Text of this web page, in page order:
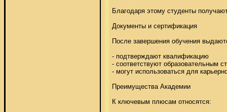
Благодаря этому студенты
Документы и сертификация
После завершения обучения
- подтверждают квалификацию
- соответствуют образовательным
- могут использоваться для
Преимущества Академии
К ключевым плюсам относятся: